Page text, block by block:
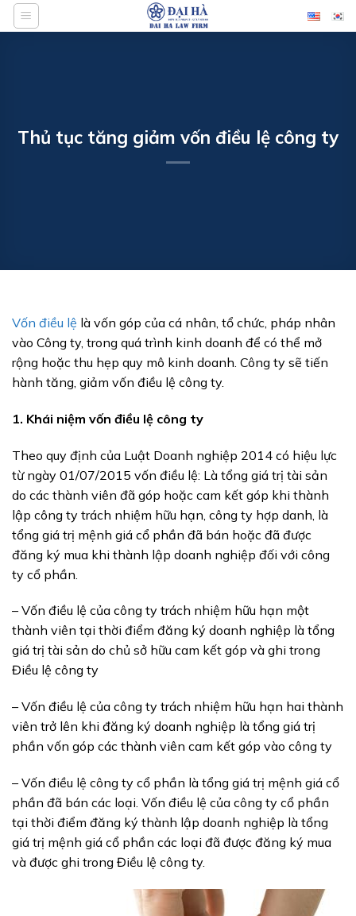
Bỏ
qua
Thủ tục tăng giảm vốn điều lệ công ty
Vốn điều lệ là vốn góp của cá nhân, tổ chức, pháp nhân
vào Công ty, trong quá trình kinh doanh để có thể mở
rộng hoặc thu hẹp quy mô kinh doanh. Công ty sẽ tiến
hành tăng, giảm vốn điều lệ công ty.
1. Khái niệm vốn điều lệ công ty
Theo quy định của Luật Doanh nghiệp 2014 có hiệu lực
từ ngày 01/07/2015 vốn điều lệ: Là tổng giá trị tài sản
do các thành viên đã góp hoặc cam kết góp khi thành
lập công ty trách nhiệm hữu hạn, công ty hợp danh, là
tổng giá trị mệnh giá cổ phần đã bán hoặc đã được
đăng ký mua khi thành lập doanh nghiệp đối với công
ty cổ phần.
– Vốn điều lệ của công ty trách nhiệm hữu hạn một
thành viên tại thời điểm đăng ký doanh nghiệp là tổng
giá trị tài sản do chủ sở hữu cam kết góp và ghi trong
Điều lệ công ty
– Vốn điều lệ của công ty trách nhiệm hữu hạn hai thành
viên trở lên khi đăng ký doanh nghiệp là tổng giá trị
phần vốn góp các thành viên cam kết góp vào công ty
– Vốn điều lệ công ty cổ phần là tổng giá trị mệnh giá cổ
phần đã bán các loại. Vốn điều lệ của công ty cổ phần
tại thời điểm đăng ký thành lập doanh nghiệp là tổng
giá trị mệnh giá cổ phần các loại đã được đăng ký mua
và được ghi trong Điều lệ công ty.